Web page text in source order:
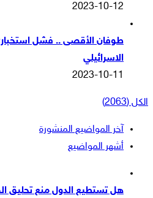
2023-10-12
طوفان الأقصى .. فشل
الاسرائيلي
2023-10-11
الكل (2063)
آخر المواضيع المنشورة
أشهر المواضيع
هل تستطيع الدول منع تحليق